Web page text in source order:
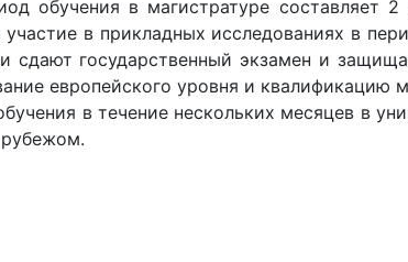
обучения в магистратуре
участие в прикладных исследованиях в
сдают государственный экзамен и
европейского уровня и
в течение нескольких месяцев в